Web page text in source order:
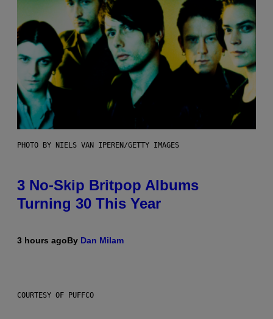
PHOTO BY NIELS VAN IPEREN/GETTY IMAGES
3 No-Skip Britpop Albums
Turning 30 This Year
3 hours agoBy Dan Milam
COURTESY OF PUFFCO